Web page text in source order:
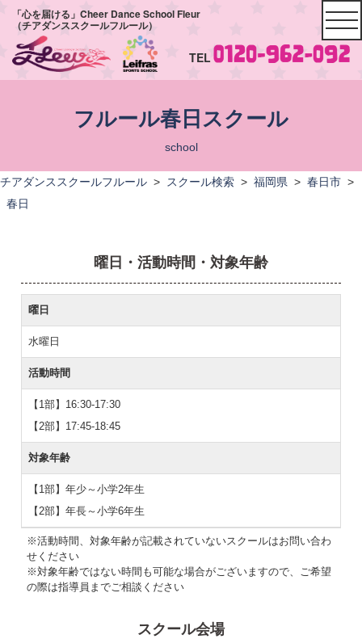
「心を届ける」Cheer Dance School Fleur
（チアダンススクールフルール）
TEL
フルール春日スクール
school
チアダンススクールフルール > スクール検索 > 福岡県 > 春日市 >
春日
曜日・活動時間・対象年齢
曜日
水曜日
活動時間
【1部】16:30-17:30
【2部】17:45-18:45
対象年齢
【1部】年少～小学2年生
【2部】年長～小学6年生
※活動時間、対象年齢が記載されていないスクールはお問い合わ
せください
※対象年齢ではない時間も可能な場合がございますので、ご希望
の際は指導員までご相談ください
スクール会場